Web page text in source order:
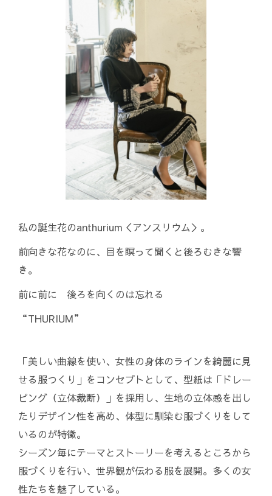
私の誕生花のanthurium＜アンスリウム＞。
前向きな花なのに、目を瞑って聞くと後ろむきな響
き。
前に前に 後ろを向くのは忘れる
“THURIUM”
「美しい曲線を使い、女性の身体のラインを綺麗に見
せる服つくり」をコンセプトとして、型紙は「ドレー
ピング（立体裁断）」を採用し、生地の立体感を出し
たりデザイン性を高め、体型に馴染む服づくりをして
いるのが特徴。
シーズン毎にテーマとストーリーを考えるところから
服づくりを行い、世界観が伝わる服を展開。多くの女
性たちを魅了している。